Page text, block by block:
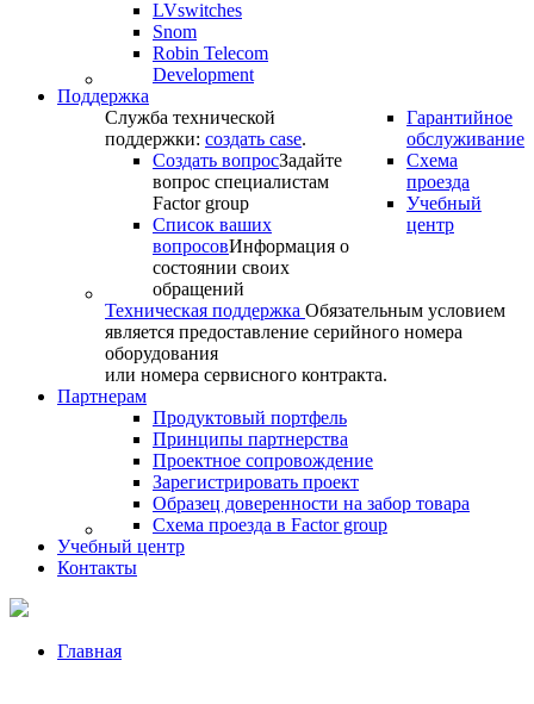
LVswitches
Snom
Robin Telecom
Development
Поддержка
Служба технической
поддержки: создать case.
Создать вопросЗадайте
вопрос специалистам
Factor group
Список ваших
вопросовИнформация о
состоянии своих
обращений
Гарантийное
обслуживание
Схема
проезда
Учебный
центр
Техническая поддержка Обязательным условием
является предоставление серийного номера
оборудования
или номера сервисного контракта.
Партнерам
Продуктовый портфель
Принципы партнерства
Проектное сопровождение
Зарегистрировать проект
Образец доверенности на забор товара
Схема проезда в Factor group
Учебный центр
Контакты
Главная